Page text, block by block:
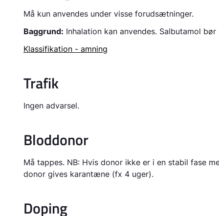
Må kun anvendes under visse forudsætninger.
Baggrund: Inhalation kan anvendes. Salbutamol
Klassifikation - amning
Trafik
Ingen advarsel.
Bloddonor
Må tappes. NB: Hvis donor ikke er i en stabil fase
donor gives karantæne (fx 4 uger).
Doping